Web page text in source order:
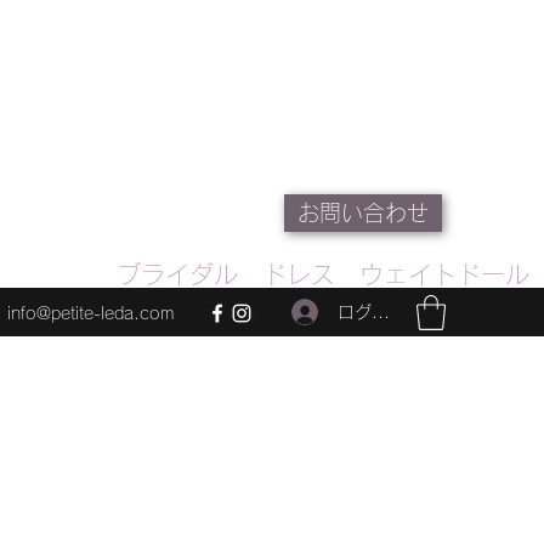
お問い合わせ
ブライダル ドレス ウェイトドール
info@petite-leda.com ログイン